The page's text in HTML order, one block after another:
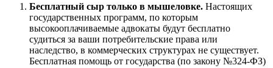
Бесплатный сыр только в мышеловке. Настоящих
государственных программ, по которым
высокооплачиваемые адвокаты будут бесплатно
судиться за ваши потребительские права или
наследство, в коммерческих структурах не существует.
Бесплатная помощь от государства (по закону №324-ФЗ)